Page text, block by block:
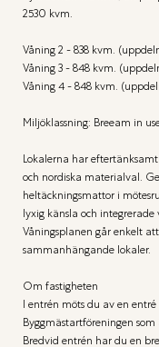
2530 kvm.
Våning 2 - 838 kvm.
Våning 3 - 848 kvm.
Våning 4 - 848 kvm.
Miljöklassning: Breeam in
Lokalerna har
och nordiska materialval.
heltäckningsmattor i
lyxig känsla och integrerade
Våningsplanen går enkelt
sammanhängande lokaler.
Om fastigheten
I entrén möts du av en
Byggmästartföreningen
Bredvid entrén har du en